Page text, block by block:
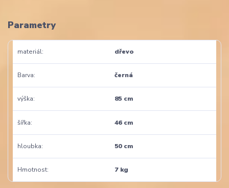
Parametry
materiál dřevo
Barva černá
výška 85 cm
šířka 46 cm
hloubka 50 cm
Hmotnost 7 kg